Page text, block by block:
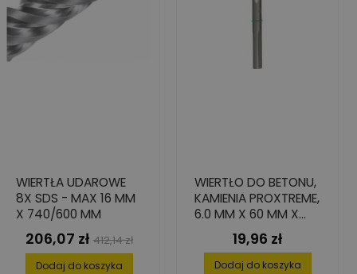
WIERTŁA UDAROWE
8X SDS - MAX 16 MM
X 740/600 MM
Cena
206,07 zł Cena
podstawowa
412,14 zł
Dodaj do koszyka
WIERTŁO DO BETONU,
KAMIENIA PROXTREME,
6.0 MM X 60 MM X
125 MMCena
19,96 zł
Dodaj do koszyka